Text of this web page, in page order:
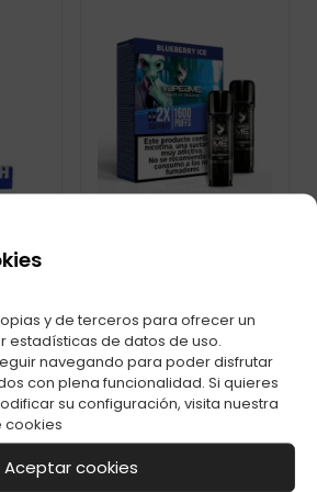
y de terceros para ofrecer un
estadísticas de datos de uso.
navegando para poder disfrutar
con plena funcionalidad. Si quieres
su configuración, visita nuestra
cookies
Aceptar cookies
CAPSULAS
VAPEAME 2%
BLUEBERRY ICE